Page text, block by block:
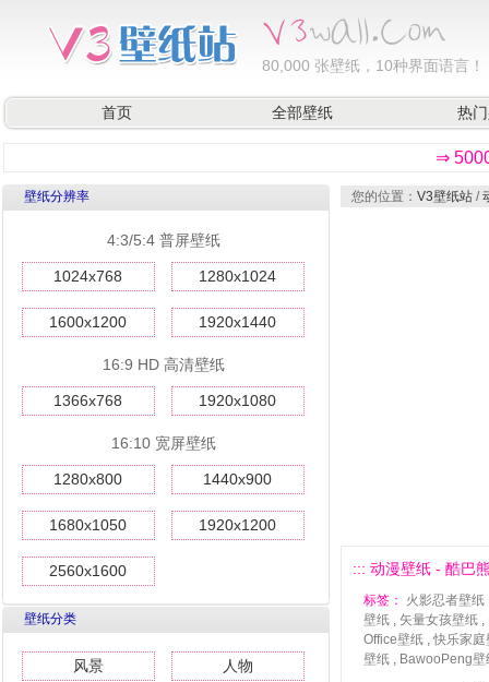
80,000 张壁纸，10种界面语言！
首页 全部壁纸 热
⇒
壁纸分辨率
4:3/5:4 普屏壁纸
1024x768 1280x1024
1600x1200 1920x1440
16:9 HD 高清壁纸
1366x768 1920x1080
16:10 宽屏壁纸
1280x800 1440x900
1680x1050 1920x1200
2560x1600
壁纸分类
风景 人物
您的位置： V3壁纸站 /
::: 动漫壁纸 - 酷巴
标签： 火影忍者壁纸
壁纸 , 矢量女孩壁纸 ,
Office壁纸 , 快乐家庭
壁纸 , BawooPeng壁